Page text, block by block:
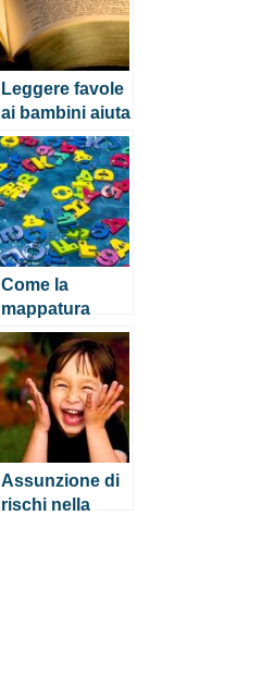
Leggere favole
ai bambini aiuta
a svilupparne il
linguaggio
Come la
mappatura
mentale aiuta i
bambini
dislessici
Assunzione di
rischi nella